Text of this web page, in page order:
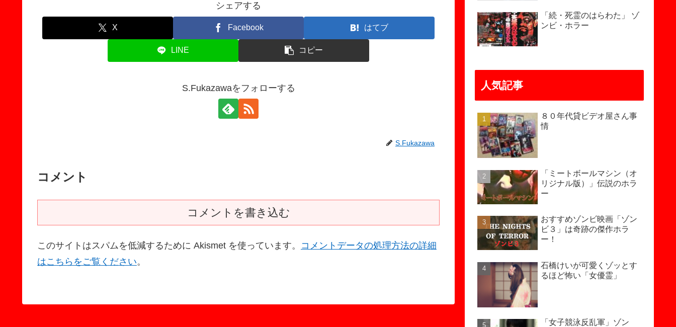
シェアする
X Facebook はてブ
LINE コピー
S.Fukazawaをフォローする
S.Fukazawa
コメント
コメントを書き込む
このサイトはスパムを低減するために Akismet を使っています。 コメントデータの処理方法の詳細
はこちらをご覧ください。
「続・死霊のはらわた」 ゾ
ンビ・ホラー
人気記事
８０年代貸ビデオ屋さん事
情
「ミートボールマシン（オ
リジナル版）」伝説のホラ
ー
おすすめゾンビ映画「ゾン
ビ３」は奇跡の傑作ホラ
ー！
石橋けいが可愛くゾッとす
るほど怖い「女優霊」
「女子競泳反乱軍」ゾン